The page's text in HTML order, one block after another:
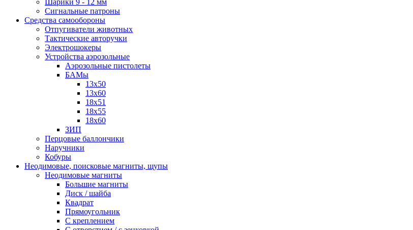
Сигнальные патроны
Средства самообороны
Отпугиватели животных
Тактические авторучки
Электрошокеры
Устройства аэрозольные
Аэрозольные пистолеты
БАМы
13х50
13х60
18х51
18х55
18х60
ЗИП
Перцовые баллончики
Наручники
Кобуры
Неодимовые, поисковые магниты, щупы
Неодимовые магниты
Большие магниты
Диск / шайба
Квадрат
Прямоугольник
С креплением